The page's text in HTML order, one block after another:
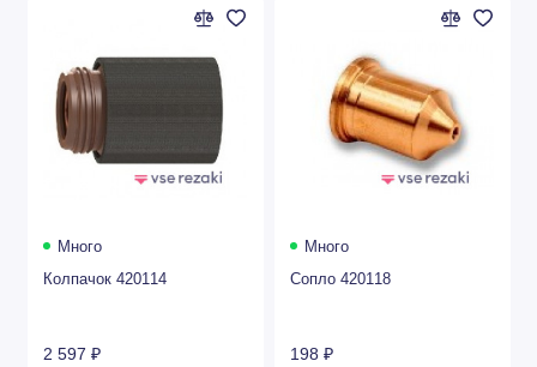
FY-XF®
Сварог™
Показать все
Много
Колпачок 420114
2 597 ₽
Много
Сопло 420118
198 ₽